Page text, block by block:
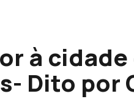
à
Dito por